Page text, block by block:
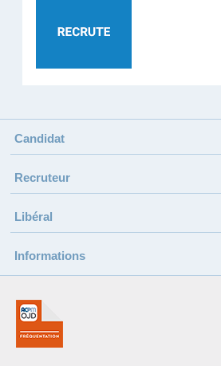
Candidat
Recruteur
Libéral
Informations